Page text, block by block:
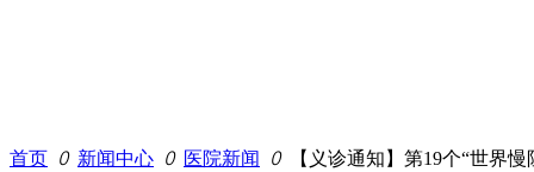
首页 ꄲ 新闻中心 ꄲ 医院新闻 ꄲ 【义诊通知】第19个“世界